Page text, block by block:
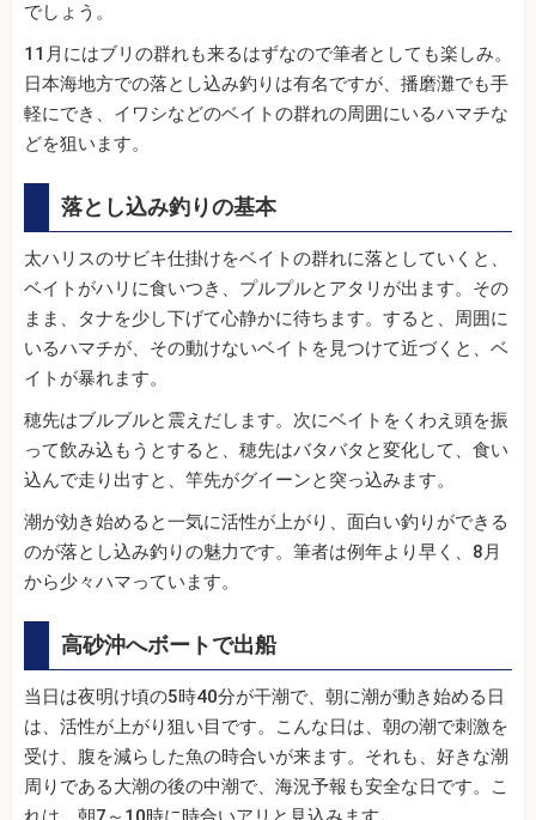
でしょう。
11月にはブリの群れも来るはずなので筆者としても楽しみ。
日本海地方での落とし込み釣りは有名ですが、播磨灘でも手
軽にでき、イワシなどのベイトの群れの周囲にいるハマチな
どを狙います。
落とし込み釣りの基本
太ハリスのサビキ仕掛けをベイトの群れに落としていくと、
ベイトがハリに食いつき、プルプルとアタリが出ます。その
まま、タナを少し下げて心静かに待ちます。すると、周囲に
いるハマチが、その動けないベイトを見つけて近づくと、ベ
イトが暴れます。
穂先はブルブルと震えだします。次にベイトをくわえ頭を振
って飲み込もうとすると、穂先はバタバタと変化して、食い
込んで走り出すと、竿先がグイーンと突っ込みます。
潮が効き始めると一気に活性が上がり、面白い釣りができる
のが落とし込み釣りの魅力です。筆者は例年より早く、8月
から少々ハマっています。
高砂沖へボートで出船
当日は夜明け頃の5時40分が干潮で、朝に潮が動き始める日
は、活性が上がり狙い目です。こんな日は、朝の潮で刺激を
受け、腹を減らした魚の時合いが来ます。それも、好きな潮
周りである大潮の後の中潮で、海況予報も安全な日です。こ